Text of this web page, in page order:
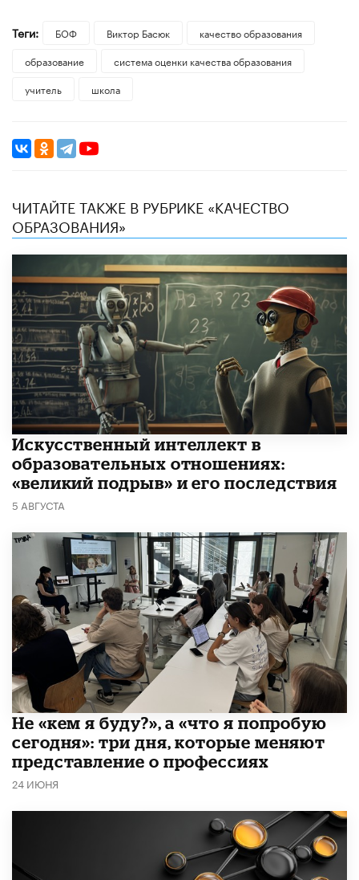
Теги: БОФ Виктор Басюк
качество образования
образование
система оценки качества образования
учитель
школа
ЧИТАЙТЕ ТАКЖЕ В РУБРИКЕ «КАЧЕСТВО
ОБРАЗОВАНИЯ»
​Искусственный интеллект в
образовательных отношениях:
«великий подрыв» и его последствия
5 АВГУСТА
Не «кем я буду?», а «что я попробую
сегодня»: три дня, которые меняют
представление о профессиях
24 ИЮНЯ